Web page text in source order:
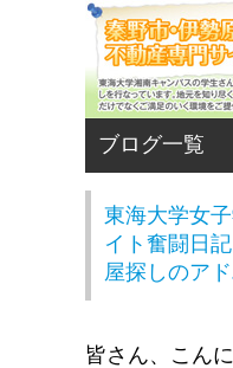
東海大学女
イト奮闘日
屋探しのアド
皆さん、こん